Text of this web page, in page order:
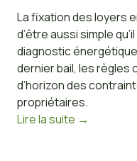
La fixation des loyers
d’être aussi simple
diagnostic
dernier bail, les règles
d’horizon des
propriétaires.
Lire la suite →